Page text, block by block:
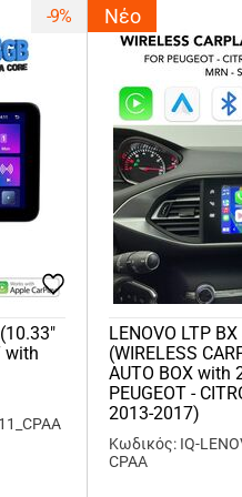
-9%
with
Νέο
LENOVO LTP
(WIRELESS
AUTO BOX with
PEUGEOT -
2013-2017)
Κωδικός: IQ-
CPAΑ